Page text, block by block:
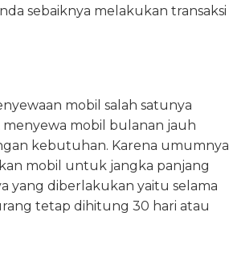
sebaiknya melakukan transaksi
mobil salah satunya
menyewa mobil bulanan jauh
kebutuhan. Karena umumnya
mobil untuk jangka panjang
yang diberlakukan yaitu selama
tetap dihitung 30 hari atau